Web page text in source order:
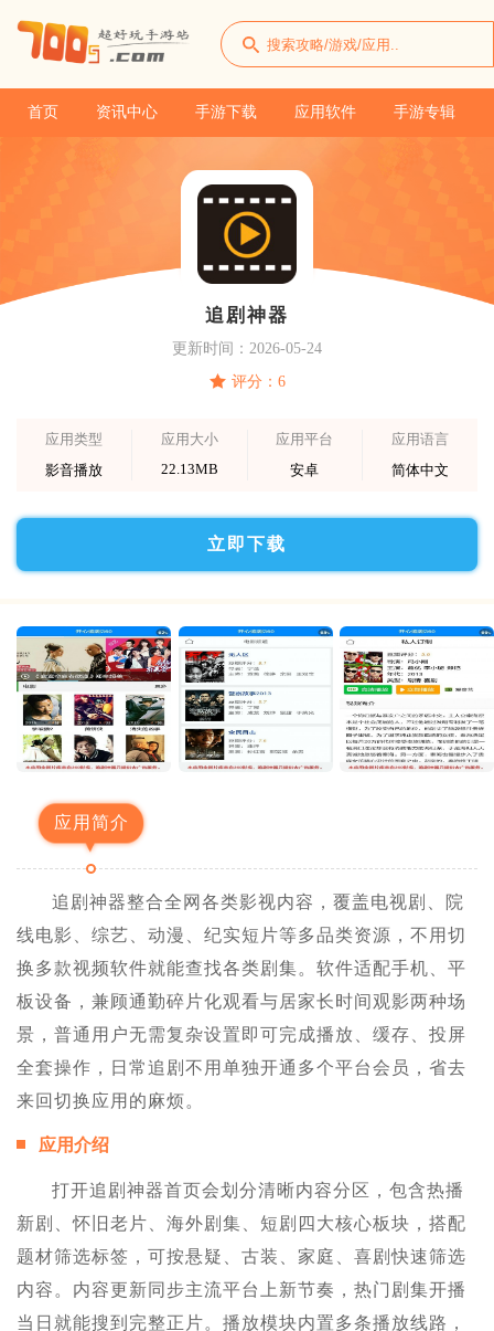
首页 资讯中心 手游下载 应用软件 手游专辑
追剧神器
更新时间：2026-05-24
评分：6
应用类型
影音播放
应用大小
22.13MB
应用平台
安卓
应用语言
简体中文
立即下载
应用简介
追剧神器整合全网各类影视内容，覆盖电视剧、院
线电影、综艺、动漫、纪实短片等多品类资源，不用切
换多款视频软件就能查找各类剧集。软件适配手机、平
板设备，兼顾通勤碎片化观看与居家长时间观影两种场
景，普通用户无需复杂设置即可完成播放、缓存、投屏
全套操作，日常追剧不用单独开通多个平台会员，省去
来回切换应用的麻烦。
应用介绍
打开追剧神器首页会划分清晰内容分区，包含热播
新剧、怀旧老片、海外剧集、短剧四大核心板块，搭配
题材筛选标签，可按悬疑、古装、家庭、喜剧快速筛选
内容。内容更新同步主流平台上新节奏，热门剧集开播
当日就能搜到完整正片。播放模块内置多条播放线路，